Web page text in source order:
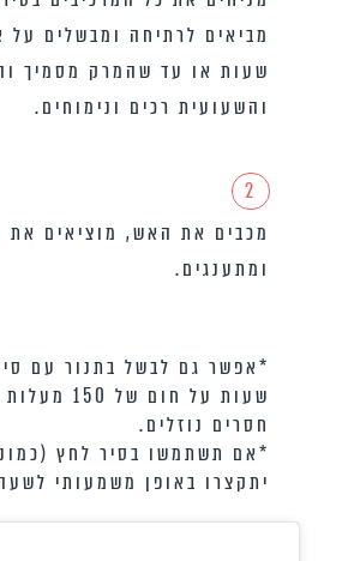
שעות או עד שהמרק מסמיך
והשעועית רכים ונימוחים.
2
מכבים את האש, מוציאים את
ומתענגים.
שעות על חום
חסרים נוזלים.
*אם תשתמשו בסיר לחץ
יתקצרו באופן משמעותי